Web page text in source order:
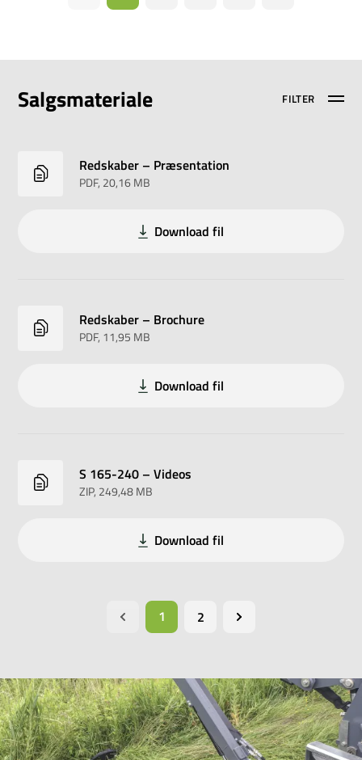
Salgsmateriale FILTER
Redskaber – Præsentation
PDF, 20,16 MB
Download fil
Redskaber – Brochure
PDF, 11,95 MB
Download fil
S 165-240 – Videos
ZIP, 249,48 MB
Download fil
1 2